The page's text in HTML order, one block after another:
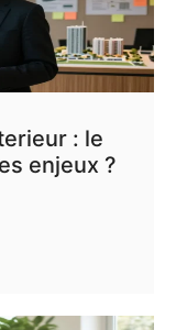
: le
enjeux ?